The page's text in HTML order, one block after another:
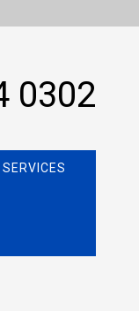
0302
SERVICES